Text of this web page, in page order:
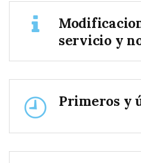
servicio y
Primeros y